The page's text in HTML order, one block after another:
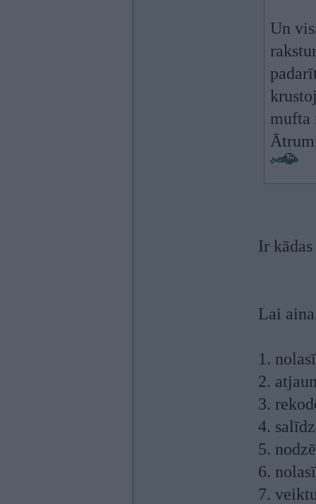
Un
mufta
Ir
Lai
1.
2.
3.
4.
5.
6.
7.